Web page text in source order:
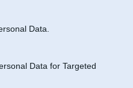
Data.
Data for Targeted